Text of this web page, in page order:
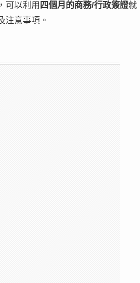
可以利用 四個月的商務/行政簽證就
注意事項。